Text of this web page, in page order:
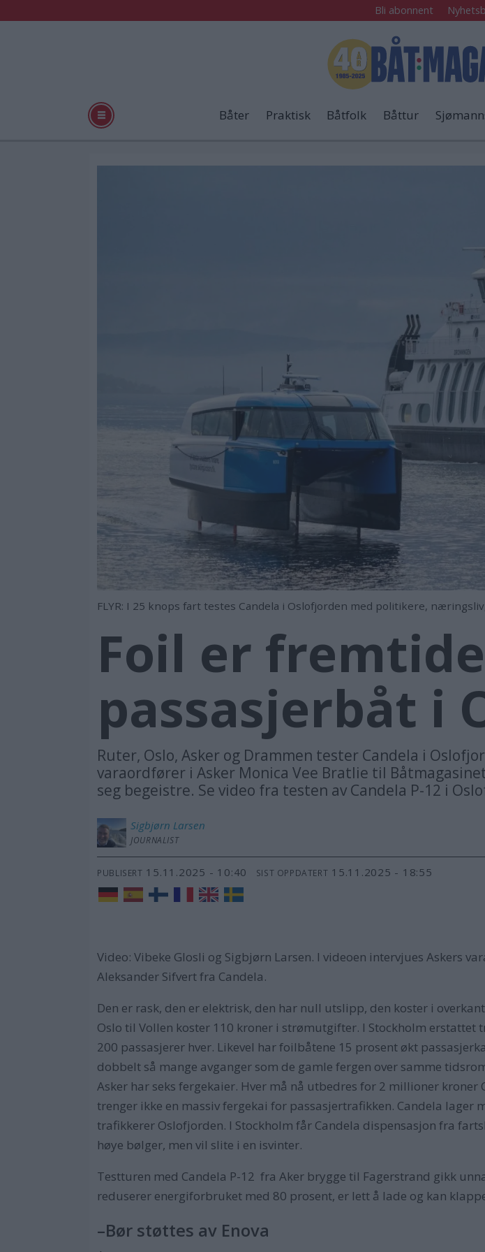
Bli abonnent
Båter Praktisk Båtfolk Båttur
FLYR: I 25 knops fart testes Candela i Oslofjorden med politikere,
Foil er
passasjerbåt i
Ruter, Oslo, Asker og Drammen tester Candela i
varaordfører i Asker Monica Vee Bratlie til
seg begeistre. Se video fra testen av Candela P-12 i
Sigbjørn Larsen
JOURNALIST
PUBLISERT 15.11.2025 - 10:40 SIST OPPDATERT 15.11.2025 - 18:55
Video: Vibeke Glosli og Sigbjørn Larsen. I videoen intervjues Askers
Aleksander Sifvert fra Candela.
Den er rask, den er elektrisk, den har null utslipp, den koster i
Oslo til Vollen koster 110 kroner i strømutgifter. I Stockholm
200 passasjerer hver. Likevel har foilbåtene 15 prosent økt
dobbelt så mange avganger som de gamle fergen over samme
Asker har seks fergekaier. Hver må nå utbedres for 2 millioner
trenger ikke en massiv fergekai for passasjertrafikken. Candela
trafikkerer Oslofjorden. I Stockholm får Candela dispensasjon fra
høye bølger, men vil slite i en isvinter.
Testturen med Candela P-12 fra Aker brygge til Fagerstrand gikk
reduserer energiforbruket med 80 prosent, er lett å lade og kan
–Bør støttes av Enova